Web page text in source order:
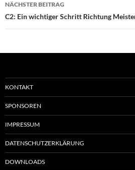
NÄCHSTER BEITRAG
C2: Ein wichtiger Schritt Richtung
KONTAKT
SPONSOREN
IMPRESSUM
DATENSCHUTZERKLÄRUNG
DOWNLOADS